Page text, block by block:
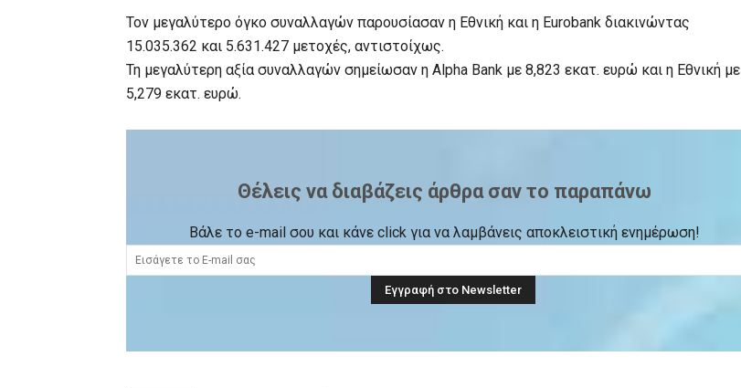
Τον μεγαλύτερο όγκο συναλλαγών παρουσίασαν η Εθνική και η Eurobank διακινώντας
15.035.362 και 5.631.427 μετοχές, αντιστοίχως.
Τη μεγαλύτερη αξία συναλλαγών σημείωσαν η Alpha Bank με 8,823 εκατ. ευρώ και η Εθνική με
5,279 εκατ. ευρώ.
Θέλεις να διαβάζεις άρθρα σαν το παραπάνω
Βάλε το e-mail σου και κάνε click για να λαμβάνεις αποκλειστική ενημέρωση!